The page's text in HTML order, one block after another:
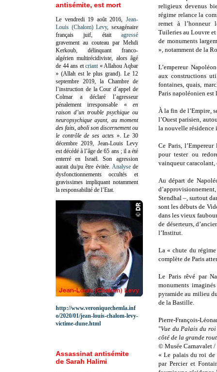
religieux devenus
régime relance la
remet à l’honneur
Tuileries au Louvre
de monuments
», notamment de la
L’empereur
aux constructions
fontaines, quais,
Paris napoléonien est
À la fin de l’Empire,
l’Ouest parisien,
la nouvelle résidence
Ce Paris,
pour tester ou
vainqueur caracolant,
Au départ de
Stendhal –, surtout
sont les débuts de
dans les vieux
de déserteurs,
l’Institut.
La « chute du régime
complète de Paris
Le Paris rêvé par
monuments
pyramide au milieu
de la Bastille.
Pierre-François-
"Vue du Palais du roi
côté de la grande
© Musée Carnavalet
« Le palais du roi de
par Percier et
antisémite, est mort
Le vendredi 19 août 2016, Jean-
Louis (Chalom) Levy, sexagénaire
français juif, était agressé
gravement au couteau par Mehdi
Kerkoub, délinquant franco-
algérien multirécidiviste, alors âgé
de 44 ans etcriant « Allahou Aqbar
» (Allah est le plus grand). Le 12
septembre 2019, la Chambre de
l’instruction de la Cour d’appel de
Colmar a déclaré l’agresseur
pénalement irresponsable «en
raison d’un trouble psychique ou
neuropsychique ayant, au moment
des faits, aboli son discernement ou
le contrôle de ses actes». Le 30
décembre 2019, Jean-Louis Levy
est décédé à l’âge de 65 ans ; il a été
enterré en Israël. Son agression
aurait du/pu être évitée. Analysede
dysfonctionnements occultés et
gravissimes impliquant notamment
la responsabilité de l’Etat.
http://www.veroniquechemla.inf
o/2020/01/jean-louis-chalom-levy-
victime-dune.html
Assassinat antisémite
de Sarah Halimi